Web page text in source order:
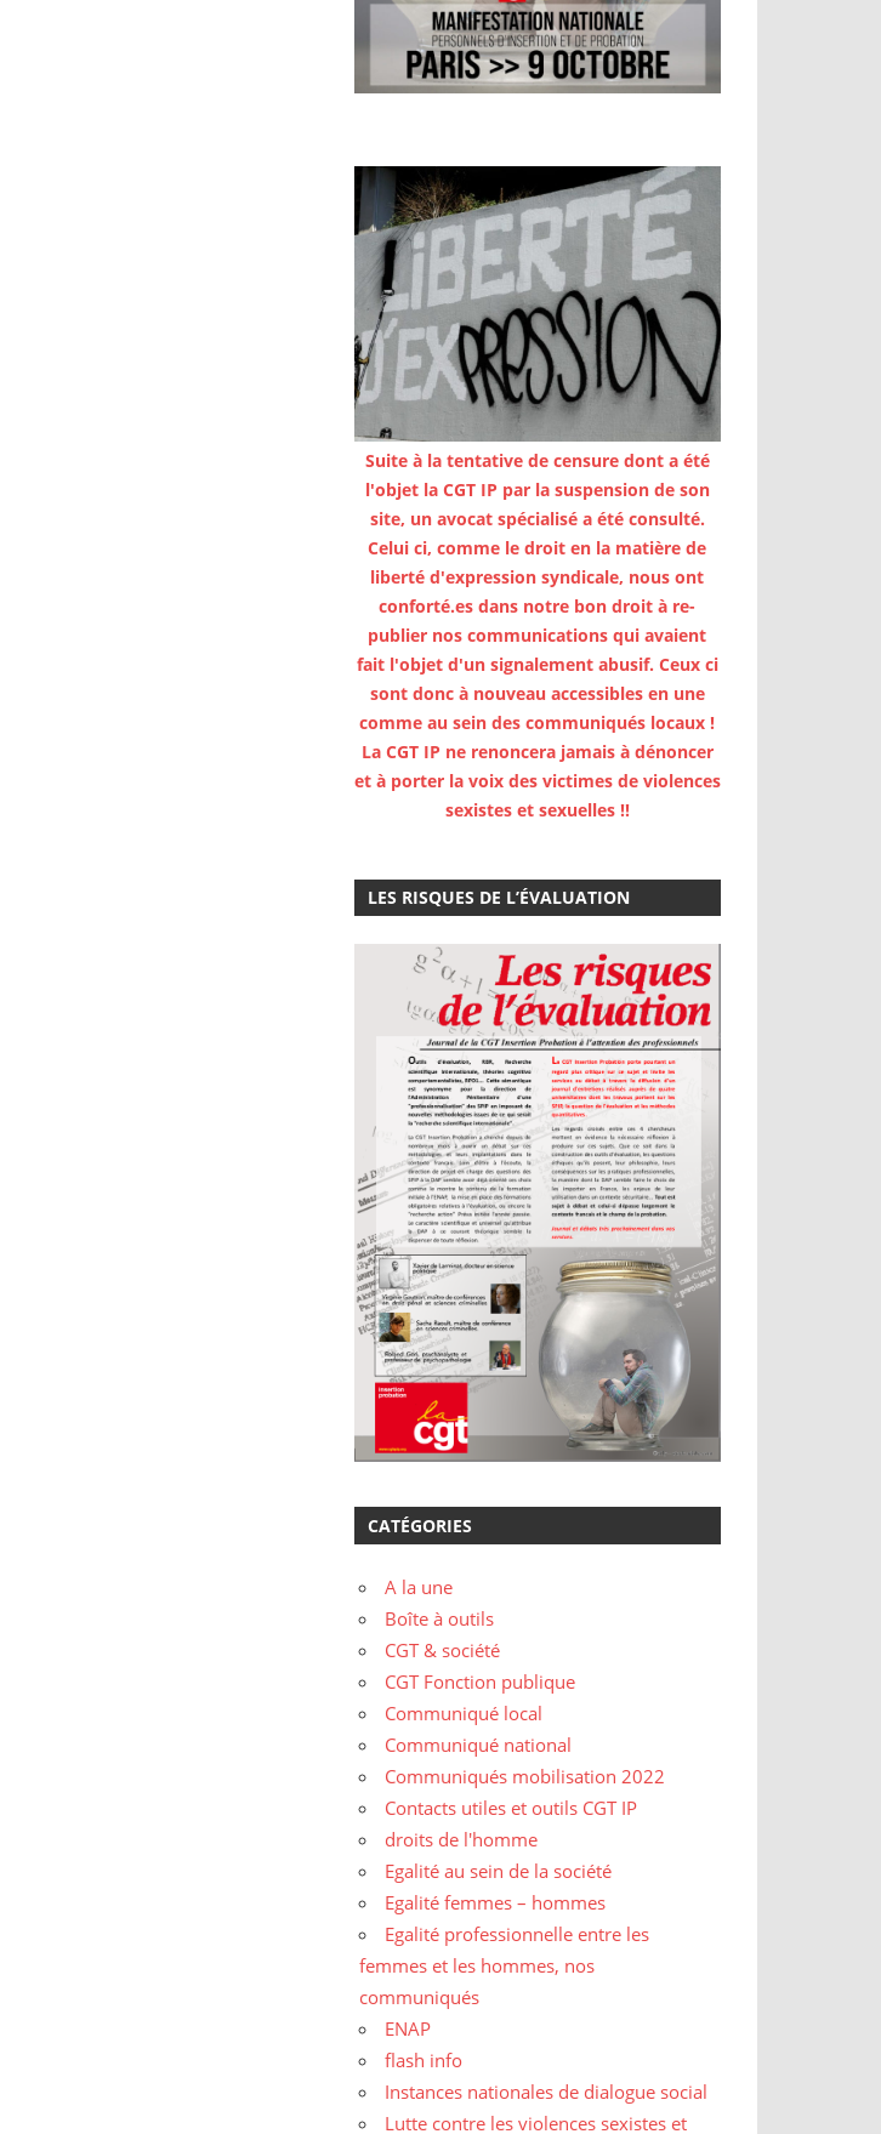
Suite à la tentative de censure dont a été
l'objet la CGT IP par la suspension de son
site, un avocat spécialisé a été consulté.
Celui ci, comme le droit en la matière de
liberté d'expression syndicale, nous ont
conforté.es dans notre bon droit à re-
publier nos communications qui avaient
fait l'objet d'un signalement abusif. Ceux ci
sont donc à nouveau accessibles en une
comme au sein des communiqués locaux !
La CGT IP ne renoncera jamais à dénoncer
et à porter la voix des victimes de violences
sexistes et sexuelles !!
LES RISQUES DE L’ÉVALUATION
CATÉGORIES
A la une
Boîte à outils
CGT & société
CGT Fonction publique
Communiqué local
Communiqué national
Communiqués mobilisation 2022
Contacts utiles et outils CGT IP
droits de l'homme
Egalité au sein de la société
Egalité femmes – hommes
Egalité professionnelle entre les
femmes et les hommes, nos
communiqués
ENAP
flash info
Instances nationales de dialogue social
Lutte contre les violences sexistes et